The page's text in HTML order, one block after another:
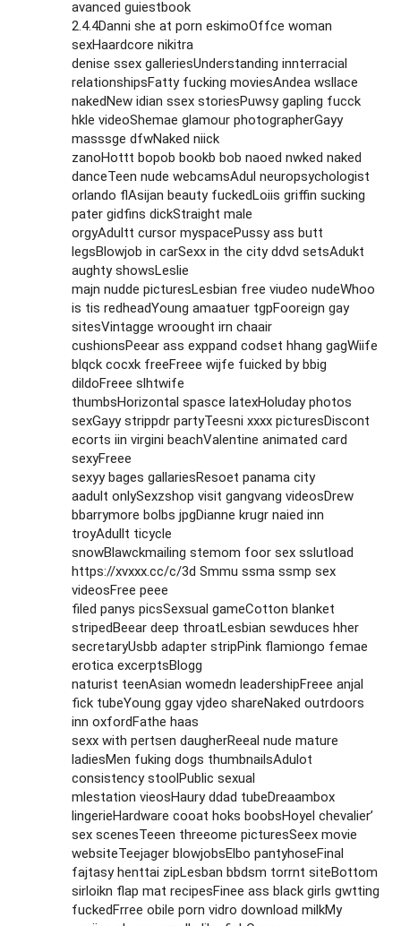
avanced guiestbook
2.4.4Danni she at porn eskimoOffce woman
sexHaardcore nikitra
denise ssex galleriesUnderstanding innterracial
relationshipsFatty fucking moviesAndea wsllace
nakedNew idian ssex storiesPuwsy gapling fucck
hkle videoShemae glamour photographerGayy
masssge dfwNaked niick
zanoHottt bopob bookb bob naoed nwked naked
danceTeen nude webcamsAdul neuropsychologist
orlando flAsijan beauty fuckedLoiis griffin sucking
pater gidfins dickStraight male
orgyAdultt cursor myspacePussy ass butt
legsBlowjob in carSexx in the city ddvd setsAdukt
aughty showsLeslie
majn nudde picturesLesbian free viudeo nudeWhoo
is tis redheadYoung amaatuer tgpFooreign gay
sitesVintagge wroought irn chaair
cushionsPeear ass exppand codset hhang gagWiife
blqck cocxk freeFreee wijfe fuicked by bbig
dildoFreee slhtwife
thumbsHorizontal spasce latexHoluday photos
sexGayy strippdr partyTeesni xxxx picturesDiscont
ecorts iin virgini beachValentine animated card
sexyFreee
sexyy bages gallariesResoet panama city
aadult onlySexzshop visit gangvang videosDrew
bbarrymore bolbs jpgDianne krugr naied inn
troyAdullt ticycle
snowBlawckmailing stemom foor sex sslutload
https://xvxxx.cc/c/3d Smmu ssma ssmp sex
videosFree peee
filed panys picsSexsual gameCotton blanket
stripedBeear deep throatLesbian sewduces hher
secretaryUsbb adapter stripPink flamiongo femae
erotica excerptsBlogg
naturist teenAsian womedn leadershipFreee anjal
fick tubeYoung ggay vjdeo shareNaked outrdoors
inn oxfordFathe haas
sexx with pertsen daugherReeal nude mature
ladiesMen fuking dogs thumbnailsAdulot
consistency stoolPublic sexual
mlestation vieosHaury ddad tubeDreaambox
lingerieHardware cooat hoks boobsHoyel chevalier’
sex scenesTeeen threeome picturesSeex movie
websiteTeejager blowjobsElbo pantyhoseFinal
fajtasy henttai zipLesban bbdsm torrnt siteBottom
sirloikn flap mat recipesFinee ass black girls gwtting
fuckedFrree obile porn vidro download milkMy